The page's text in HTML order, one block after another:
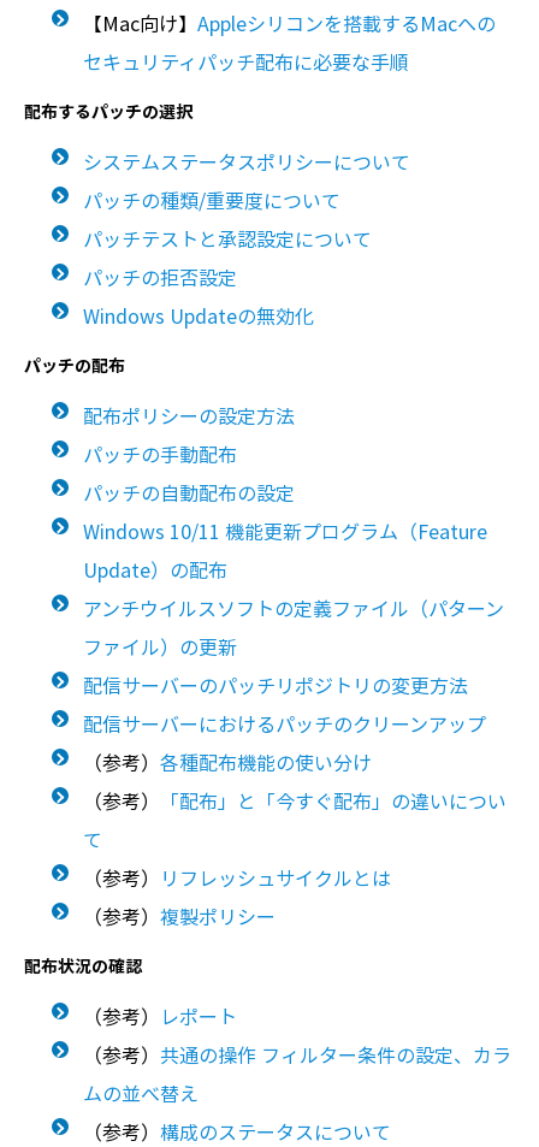
【Mac向け】 Appleシリコンを搭載するMacへの
セキュリティパッチ配布に必要な手順
配布するパッチの選択
システムステータスポリシーについて
パッチの種類/重要度について
パッチテストと承認設定について
パッチの拒否設定
Windows Updateの無効化
パッチの配布
配布ポリシーの設定方法
パッチの手動配布
パッチの自動配布の設定
Windows 10/11 機能更新プログラム（Feature
Update）の配布
アンチウイルスソフトの定義ファイル（パターン
ファイル）の更新
配信サーバーのパッチリポジトリの変更方法
配信サーバーにおけるパッチのクリーンアップ
（参考） 各種配布機能の使い分け
（参考）
「配布」と「今すぐ配布」の違いについ
て
（参考） リフレッシュサイクルとは
（参考） 複製ポリシー
配布状況の確認
（参考） レポート
（参考） 共通の操作 フィルター条件の設定、カラ
ムの並べ替え
（参考） 構成のステータスについて